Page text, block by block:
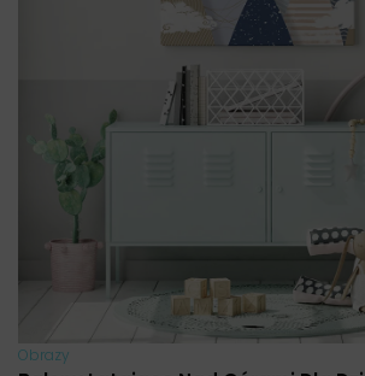
Obrazy